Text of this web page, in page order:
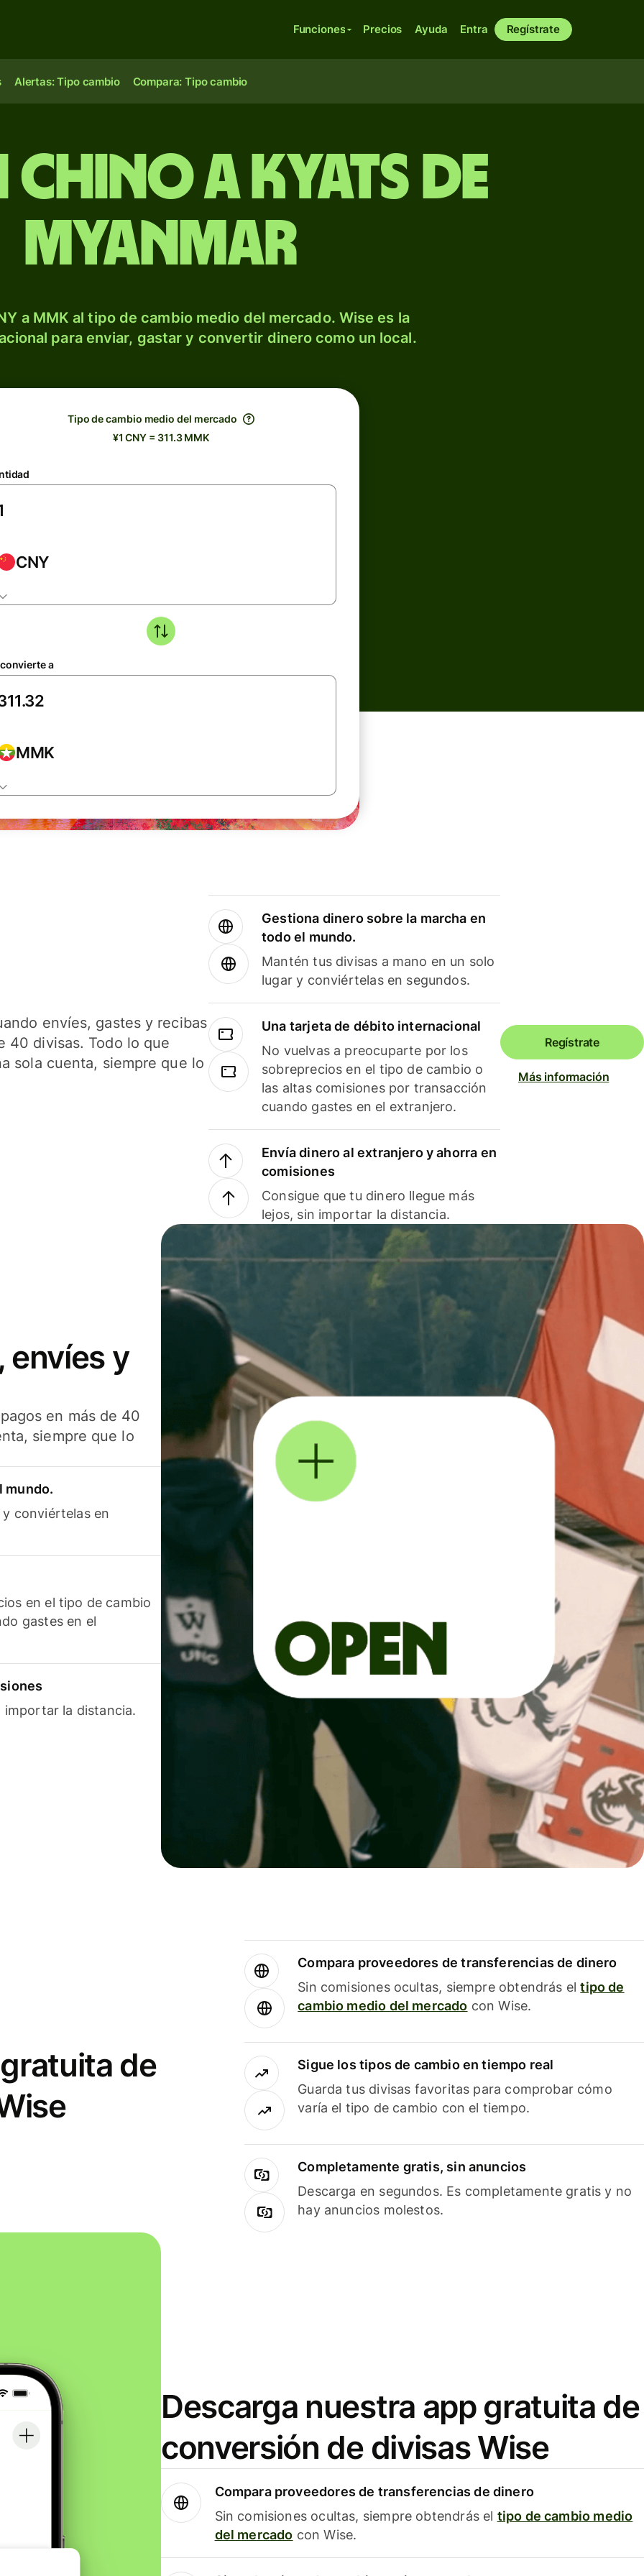
Funciones Precios Ayuda Entra Regístrate
Alertas: Tipo cambio Compara: Tipo cambio
chino a kyats de
Myanmar
a MMK al tipo de cambio medio del mercado. Wise es la
para enviar, gastar y convertir dinero como un local.
Tipo de cambio medio del mercado
¥1 CNY = 311.3 MMK
CNY
a
MMK
envíes, gastes y recibas
40 divisas. Todo lo que
sola cuenta, siempre que lo
Gestiona dinero sobre la marcha en
todo el mundo.
Mantén tus divisas a mano en un solo
lugar y conviértelas en segundos.
Una tarjeta de débito internacional
No vuelvas a preocuparte por los
sobreprecios en el tipo de cambio o
las altas comisiones por transacción
cuando gastes en el extranjero.
Envía dinero al extranjero y ahorra en
comisiones
Consigue que tu dinero llegue más
lejos, sin importar la distancia.
Regístrate
Más información
envíes y
en más de 40
siempre que lo
mundo.
conviértelas en
en el tipo de cambio
gastes en el
importar la distancia.
de
Compara proveedores de transferencias de dinero
Sin comisiones ocultas, siempre obtendrás eltipo de
cambio medio del mercado con Wise.
Sigue los tipos de cambio en tiempo real
Guarda tus divisas favoritas para comprobar cómo
varía el tipo de cambio con el tiempo.
Completamente gratis, sin anuncios
Descarga en segundos. Es completamente gratis y no
hay anuncios molestos.
Descarga nuestra app gratuita de
conversión de divisas Wise
Compara proveedores de transferencias de dinero
Sin comisiones ocultas, siempre obtendrás el tipo de cambio medio
del mercado con Wise.